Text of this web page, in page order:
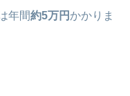
年間約5万円かかりま